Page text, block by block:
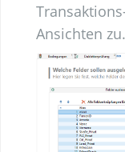
Ansichten